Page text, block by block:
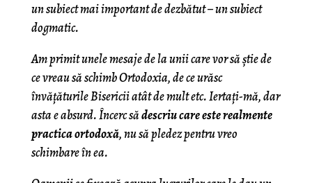
un subiect mai important de dezbătut – un subiect
dogmatic.
Am primit unele mesaje de la unii care vor să știe de
ce vreau să schimb Ortodoxia, de ce urăsc
învățăturile Bisericii atât de mult etc. Iertați-mă, dar
asta e absurd. Încerc sădescriu care este realmente
practica ortodoxă, nu să pledez pentru vreo
schimbare în ea.